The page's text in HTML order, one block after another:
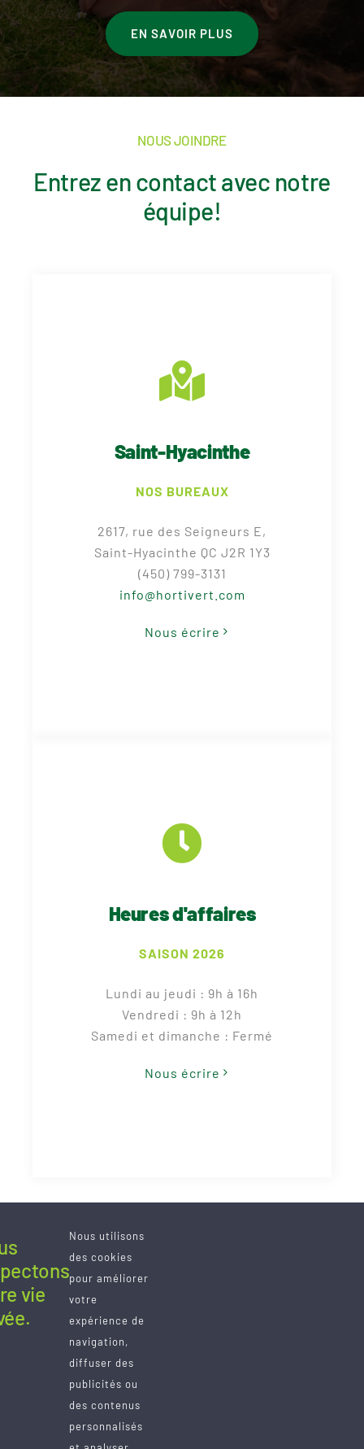
EN SAVOIR PLUS
NOUS JOINDRE
Entrez en contact avec notre
équipe!
Saint-Hyacinthe
NOS BUREAUX
2617, rue des Seigneurs E,
Saint-Hyacinthe QC J2R 1Y3
(450) 799-3131
info@hortivert.com
Nous écrire
Heures d'affaires
SAISON 2026
Lundi au jeudi : 9h à 16h
Vendredi : 9h à 12h
Samedi et dimanche : Fermé
Nous écrire
À propos
Hortivert est une entreprise de Saint-
Hyacinthe leader dans l’entretien de pelouse
depuis plusieurs années. Nous vous assurons
un service personnalisé et adapté à vos
vie
Nous utilisons
des cookies
pour améliorer
votre
expérience de
navigation,
diffuser des
publicités ou
des contenus
personnalisés